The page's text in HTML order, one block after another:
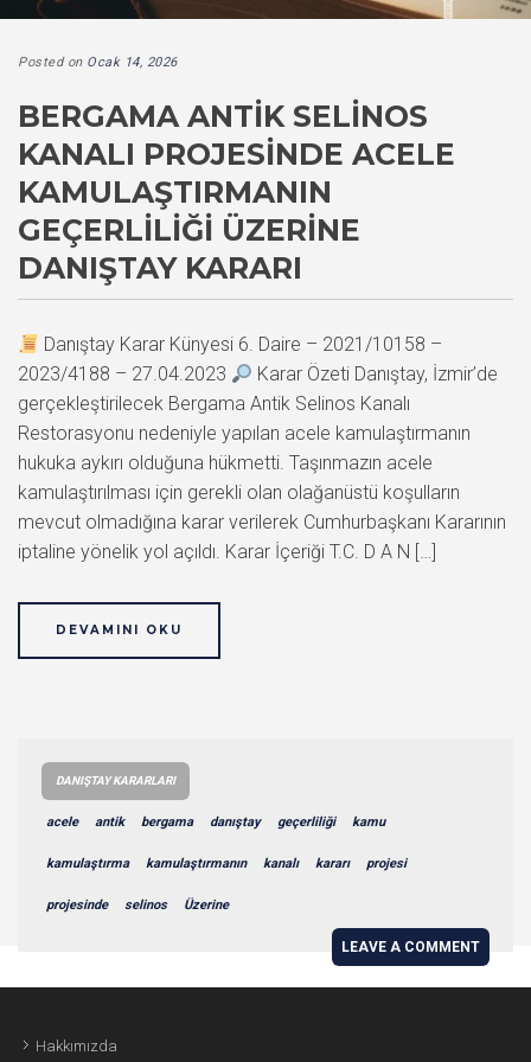
Posted on Ocak 14, 2026
BERGAMA ANTIK SELINOS
KANALI PROJESINDE ACELE
KAMULAŞTIRMANIN
GEÇERLILIĞI ÜZERINE
DANIŞTAY KARARI
Danıştay Karar Künyesi 6. Daire – 2021/10158 –
2023/4188 – 27.04.2023
Karar Özeti Danıştay, İzmir’de
gerçekleştirilecek Bergama Antik Selinos Kanalı
Restorasyonu nedeniyle yapılan acele kamulaştırmanın
hukuka aykırı olduğuna hükmetti. Taşınmazın acele
kamulaştırılması için gerekli olan olağanüstü koşulların
mevcut olmadığına karar verilerek Cumhurbaşkanı Kararının
iptaline yönelik yol açıldı. Karar İçeriği T.C. D A N […]
DEVAMINI OKU
DANIŞTAY KARARLARI
acele antik bergama danıştay geçerliliği kamu
kamulaştırma kamulaştırmanın kanalı kararı projesi
projesinde selinos Üzerine
LEAVE A COMMENT
Hakkımızda